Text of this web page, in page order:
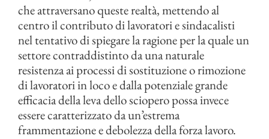
che attraversano queste realtà, mettendo al
centro il contributo di lavoratori e sindacalisti
nel tentativo di spiegare la ragione per la quale un
settore contraddistinto da una naturale
resistenza ai processi di sostituzione o rimozione
di lavoratori in loco e dalla potenziale grande
efficacia della leva dello sciopero possa invece
essere caratterizzato da un’estrema
frammentazione e debolezza della forza lavoro.